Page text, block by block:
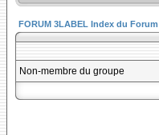
FORUM 3LABEL Index du Forum
Non-membre du groupe